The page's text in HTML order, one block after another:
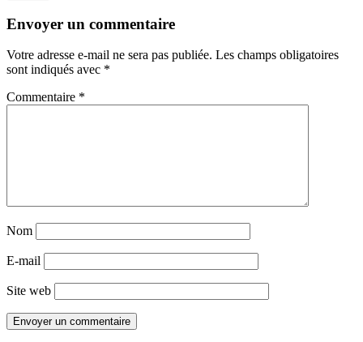
Envoyer un commentaire
Votre adresse e-mail ne sera pas publiée. Les champs obligatoires
sont indiqués avec *
Commentaire *
Nom
E-mail
Site web